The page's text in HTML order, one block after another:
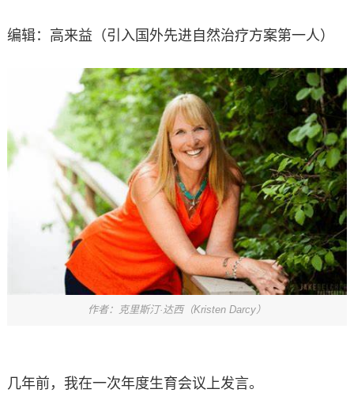
编辑：高来益（引入国外先进自然治疗方案第一人）
作者：克里斯汀·达西（Kristen Darcy）
几年前，我在一次年度生育会议上发言。